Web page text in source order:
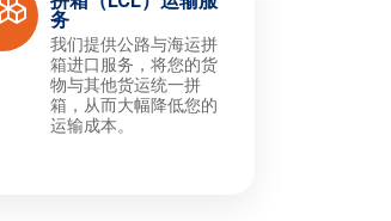
务
我们提供公路与海运拼
箱进口服务，将您的货
物与其他货运统一拼
箱，从而大幅降低您的
运输成本。